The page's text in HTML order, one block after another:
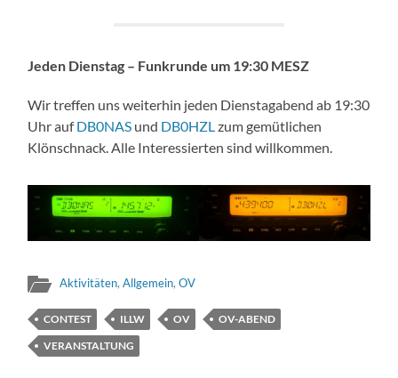
Jeden Dienstag – Funkrunde um 19:30 MESZ
Wir treffen uns weiterhin jeden Dienstagabend ab 19:30
Uhr aufDB0NAS und DB0HZLzum gemütlichen
Klönschnack. Alle Interessierten sind willkommen.
Aktivitäten,Allgemein,OV
CONTEST ILLW OV
OV-ABEND
VERANSTALTUNG